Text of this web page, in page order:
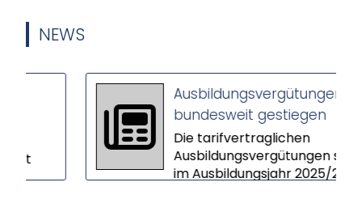
NEWS
Ausbildungsvergütungen
bundesweit gestiegen
Die tarifvertraglichen
Ausbildungsvergütungen sind
im Ausbildungsjahr 2025/26 im